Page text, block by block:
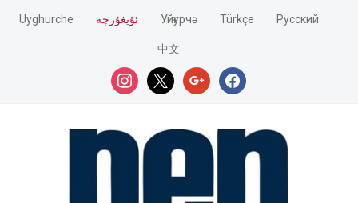
Uyghurche ئۇيغۇرچە Уйғурчә Türkçe Pусский
中文
instagram
x google facebook